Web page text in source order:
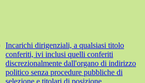
Incarichi dirigenziali, a qualsiasi titolo
conferiti, ivi inclusi quelli conferiti
discrezionalmente dall'organo di indirizzo
politico senza procedure pubbliche di